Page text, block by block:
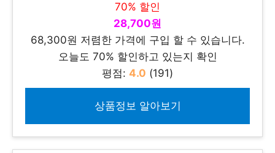
70% 할인
28,700원
68,300원 저렴한 가격에 구입 할 수 있습니다.
오늘도 70% 할인하고 있는지 확인
평점: 4.0 (191)
상품정보 알아보기